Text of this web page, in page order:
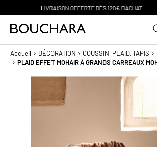
PAIEMENT EN 3 SANS FRAIS
Accueil DÉCORATION COUSSIN, PLAID, TAPIS
PLAID EFFET MOHAIR À GRANDS CARREAUX
la
fin